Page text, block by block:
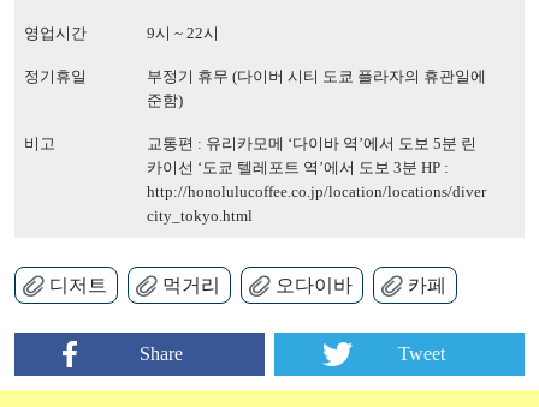
영업시간 9시 ~ 22시
정기휴일
부정기 휴무 (다이버 시티 도쿄 플라자의 휴관일에
준함)
비고
교통편 : 유리카모메 ‘다이바 역’에서 도보 5분 린
카이선 ‘도쿄 텔레포트 역’에서 도보 3분 HP :
http://honolulucoffee.co.jp/location/locations/diver
city_tokyo.html
디저트 먹거리 오다이바 카페
Share Tweet